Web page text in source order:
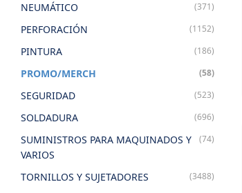
NEUMÁTICO (371)
PERFORACIÓN (1152)
PINTURA (186)
PROMO/MERCH (58)
SEGURIDAD (523)
SOLDADURA (696)
SUMINISTROS PARA MAQUINADOS Y
VARIOS
(74)
TORNILLOS Y SUJETADORES (3488)